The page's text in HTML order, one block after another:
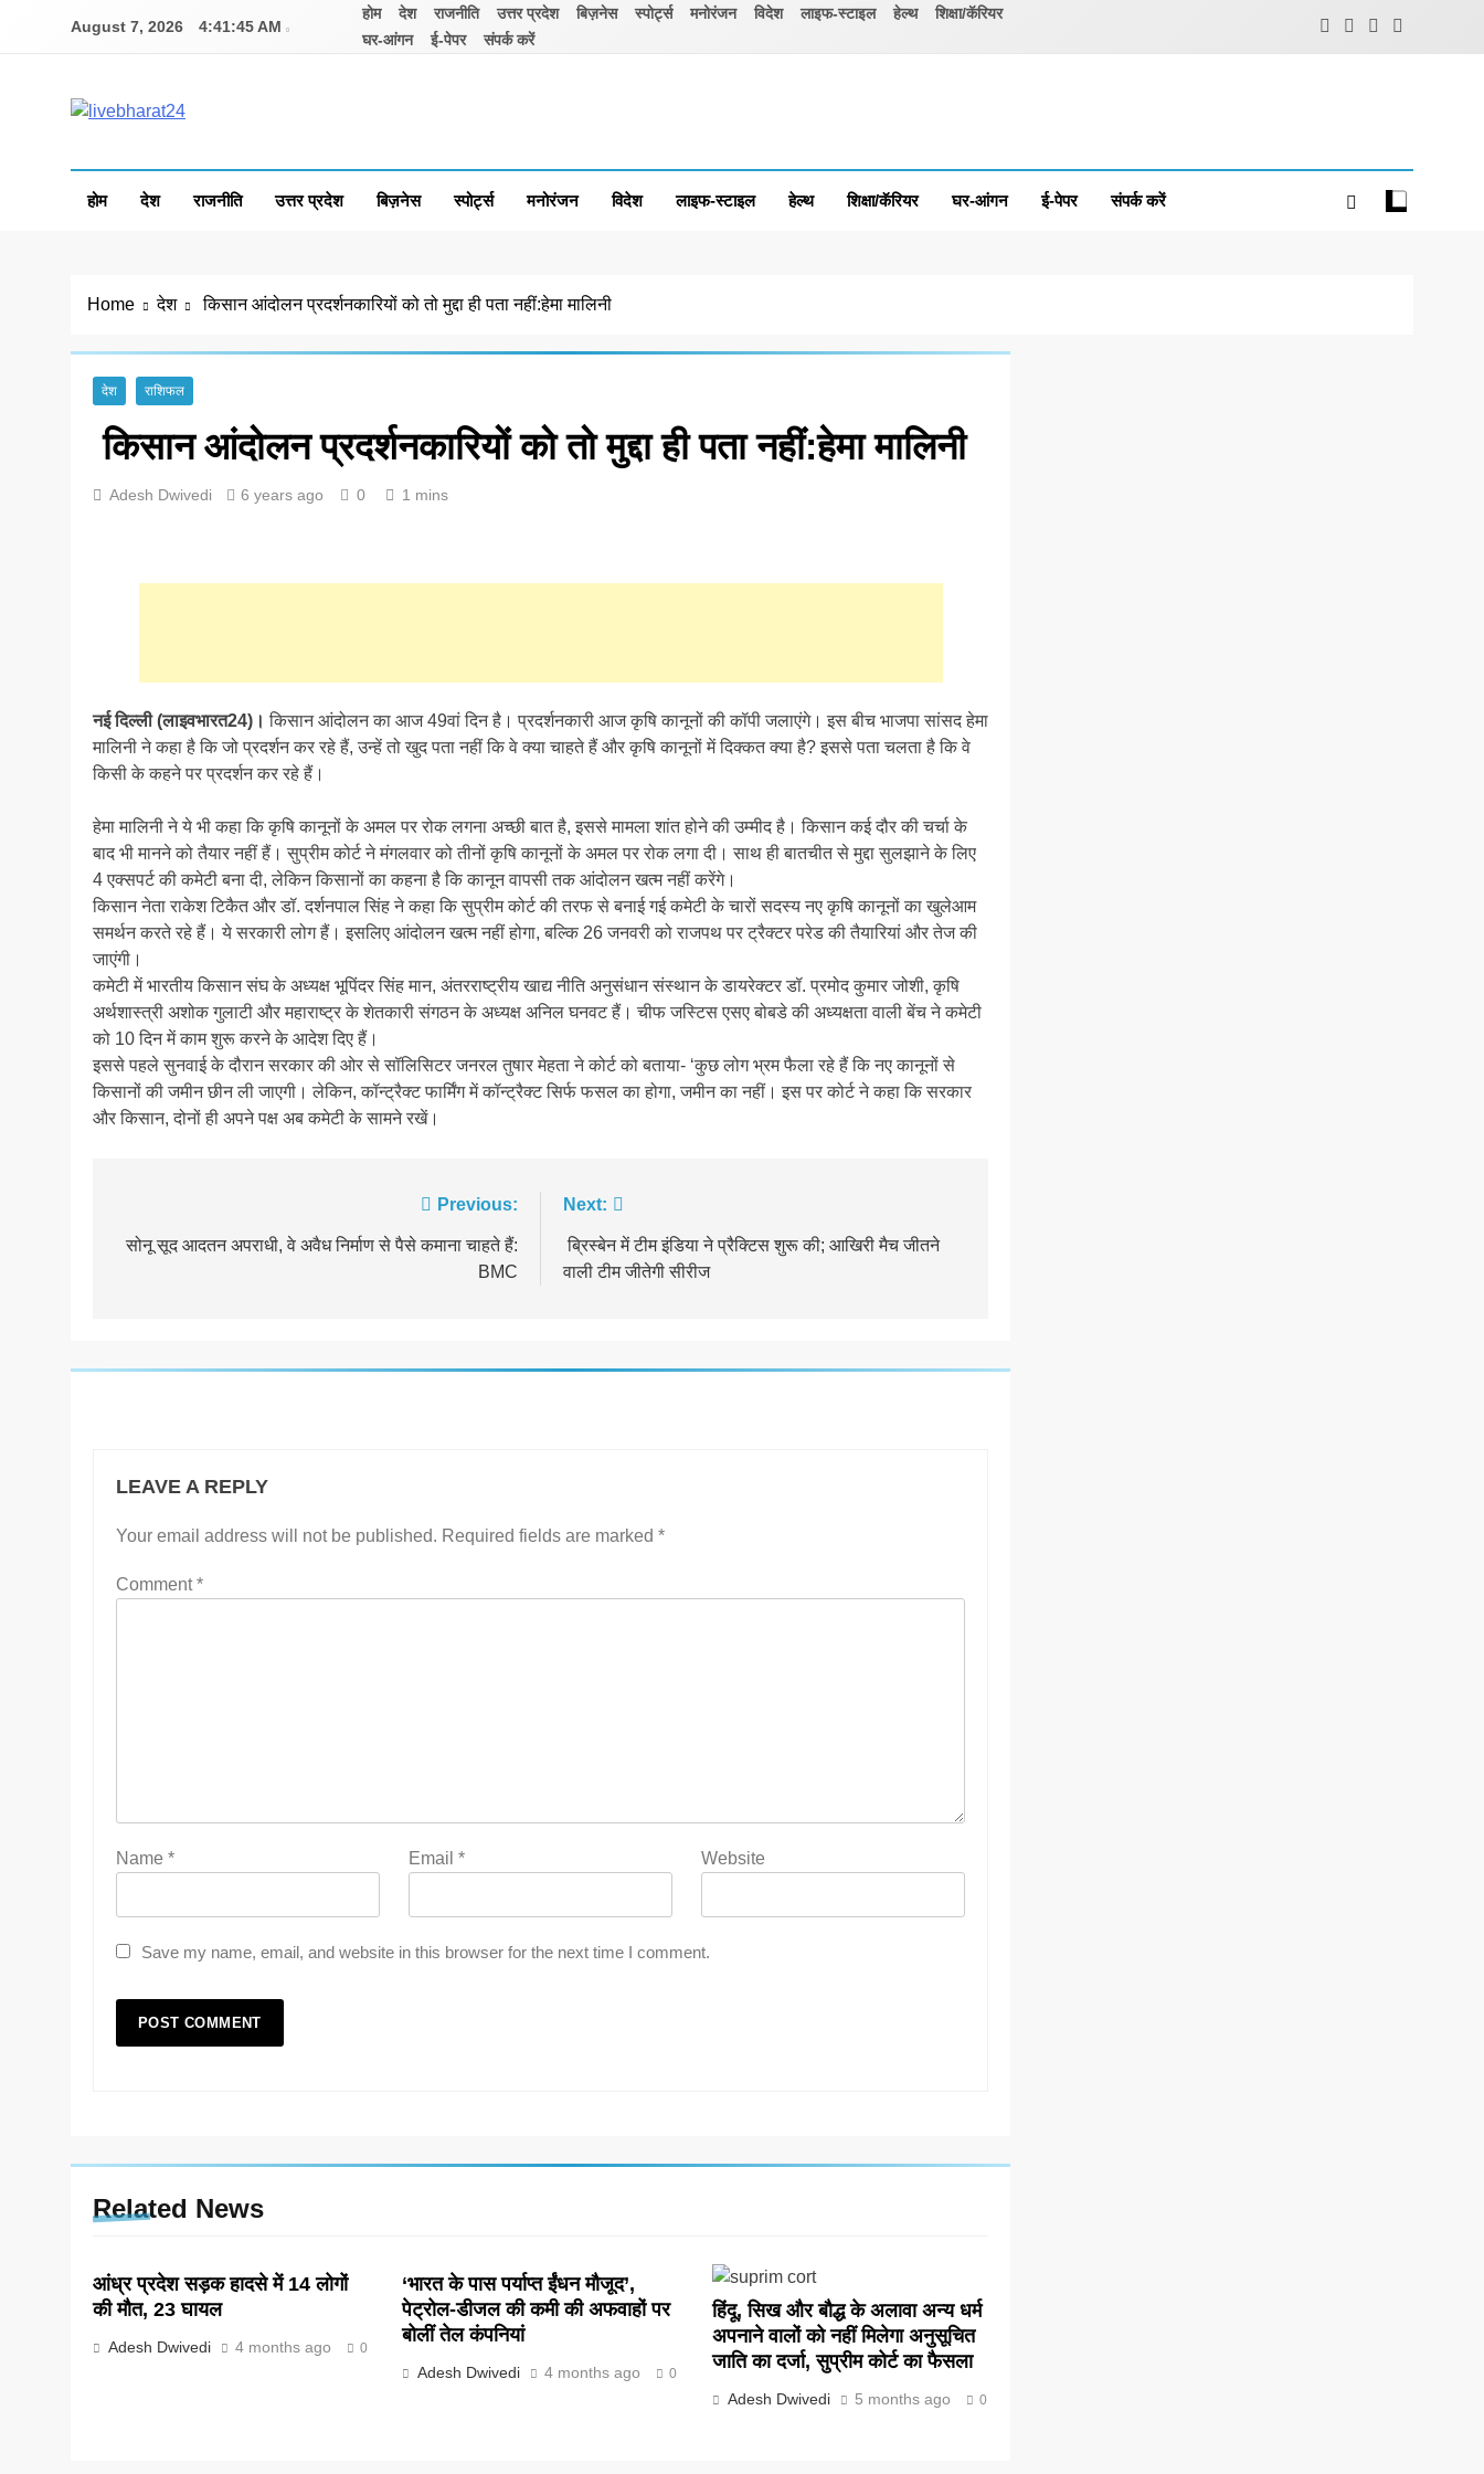
August 7, 2026 4:41:46 AM
होम देश राजनीति उत्तर प्रदेश बिज़नेस स्पोर्ट्स मनोरंजन विदेश लाइफ-स्टाइल हेल्थ
शिक्षा/कॅरियर
घर-आंगन
ई-पेपर संपर्क करें
होम देश राजनीति उत्तर प्रदेश बिज़नेस स्पोर्ट्स मनोरंजन विदेश लाइफ-स्टाइल हेल्थ शिक्षा/कॅरियर घर-आंगन ई-पेपर संपर्क करें
Home देश किसान आंदोलन प्रदर्शनकारियों को तो मुद्दा ही पता नहीं:हेमा मालिनी
देश राशिफल
किसान आंदोलन प्रदर्शनकारियों को तो मुद्दा ही पता नहीं:हेमा मालिनी
Adesh Dwivedi 6 years ago 0 1 mins
नई दिल्ली (लाइवभारत24)। किसान आंदोलन का आज 49वां दिन है। प्रदर्शनकारी आज कृषि कानूनों की कॉपी जलाएंगे। इस बीच भाजपा सांसद हेमा
मालिनी ने कहा है कि जो प्रदर्शन कर रहे हैं, उन्हें तो खुद पता नहीं कि वे क्या चाहते हैं और कृषि कानूनों में दिक्कत क्या है? इससे पता चलता है कि वे
किसी के कहने पर प्रदर्शन कर रहे हैं।
हेमा मालिनी ने ये भी कहा कि कृषि कानूनों के अमल पर रोक लगना अच्छी बात है, इससे मामला शांत होने की उम्मीद है। किसान कई दौर की चर्चा के
बाद भी मानने को तैयार नहीं हैं। सुप्रीम कोर्ट ने मंगलवार को तीनों कृषि कानूनों के अमल पर रोक लगा दी। साथ ही बातचीत से मुद्दा सुलझाने के लिए
4 एक्सपर्ट की कमेटी बना दी, लेकिन किसानों का कहना है कि कानून वापसी तक आंदोलन खत्म नहीं करेंगे।
किसान नेता राकेश टिकैत और डॉ. दर्शनपाल सिंह ने कहा कि सुप्रीम कोर्ट की तरफ से बनाई गई कमेटी के चारों सदस्य नए कृषि कानूनों का खुलेआम
समर्थन करते रहे हैं। ये सरकारी लोग हैं। इसलिए आंदोलन खत्म नहीं होगा, बल्कि 26 जनवरी को राजपथ पर ट्रैक्टर परेड की तैयारियां और तेज की
जाएंगी।
कमेटी में भारतीय किसान संघ के अध्यक्ष भूपिंदर सिंह मान, अंतरराष्ट्रीय खाद्य नीति अनुसंधान संस्थान के डायरेक्टर डॉ. प्रमोद कुमार जोशी, कृषि
अर्थशास्त्री अशोक गुलाटी और महाराष्ट्र के शेतकारी संगठन के अध्यक्ष अनिल घनवट हैं। चीफ जस्टिस एसए बोबडे की अध्यक्षता वाली बेंच ने कमेटी
को 10 दिन में काम शुरू करने के आदेश दिए हैं।
इससे पहले सुनवाई के दौरान सरकार की ओर से सॉलिसिटर जनरल तुषार मेहता ने कोर्ट को बताया- ‘कुछ लोग भ्रम फैला रहे हैं कि नए कानूनों से
किसानों की जमीन छीन ली जाएगी। लेकिन, कॉन्ट्रैक्ट फार्मिंग में कॉन्ट्रैक्ट सिर्फ फसल का होगा, जमीन का नहीं। इस पर कोर्ट ने कहा कि सरकार
और किसान, दोनों ही अपने पक्ष अब कमेटी के सामने रखें।
navigation
Previous:
सोनू सूद आदतन अपराधी, वे अवैध निर्माण से पैसे कमाना चाहते हैं:
BMC
Next:
ब्रिस्बेन में टीम इंडिया ने प्रैक्टिस शुरू की; आखिरी मैच जीतने
वाली टीम जीतेगी सीरीज
LEAVE A REPLY
Your email address will not be published. Required fields are marked *
Comment*
Name * Email* Website
Save my name, email, and website in this browser for the next time I comment.
Related News
आंध्र प्रदेश सड़क हादसे में 14 लोगों
की मौत, 23 घायल
Adesh Dwivedi 4 months ago 0
‘भारत के पास पर्याप्त ईंधन मौजूद’,
पेट्रोल-डीजल की कमी की अफवाहों पर
बोलीं तेल कंपनियां
Adesh Dwivedi 4 months ago 0
हिंदू, सिख और बौद्ध के अलावा अन्य धर्म
अपनाने वालों को नहीं मिलेगा अनुसूचित
जाति का दर्जा, सुप्रीम कोर्ट का फैसला
Adesh Dwivedi 5 months ago 0